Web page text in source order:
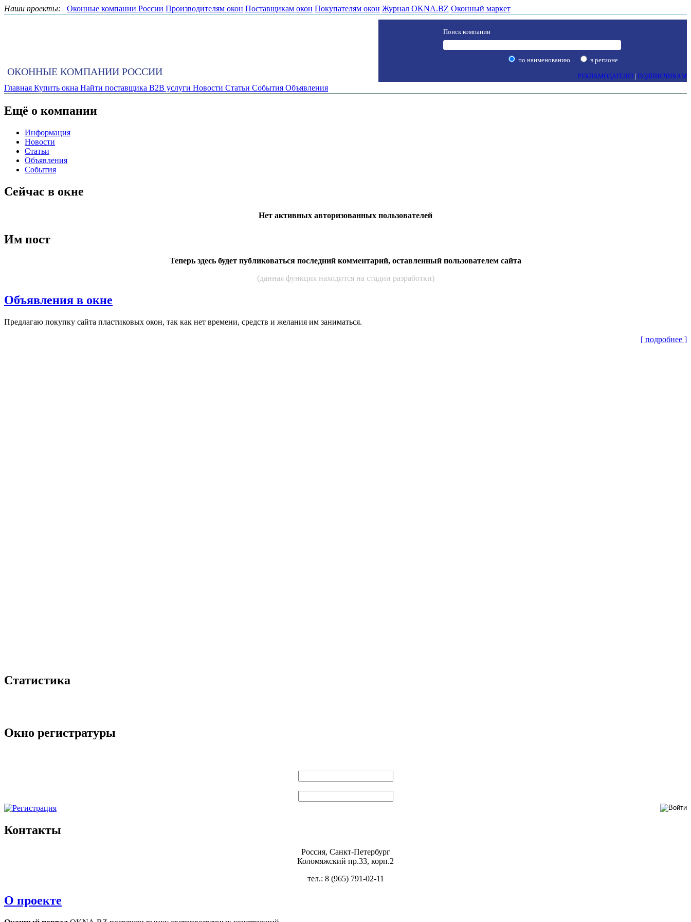
Наши проекты: Оконные компании России Производителям окон Поставщикам окон Покупателям окон Журнал OKNA.BZ Оконный маркет
ОКОННЫЕ КОМПАНИИ РОССИИ
Поиск компании
по наименованию в регионе
РЕКЛАМОДАТЕЛЮ ПОДПИСЧИКАМ
Главная Купить окна Найти поставщика B2B услуги Новости Статьи События Объявления
Ещё о компании
Информация
Новости
Статьи
Объявления
События
Сейчас в окне
Нет активных авторизованных пользователей
Им пост
Теперь здесь будет публиковаться последний комментарий, оставленный пользователем сайта
(данная функция находится на стадии разработки)
Объявления в окне
Пред­ла­гаю по­куп­ку сай­та плас­ти­ковых окон, так как нет вре­мени, средств и же­лания им за­нимать­ся.
[ подробнее ]
Статистика
Окно регистратуры
Контакты
Россия, Санкт-Петербург
Коломяжский пр.33, корп.2
тел.: 8 (965) 791-02-11
О проекте